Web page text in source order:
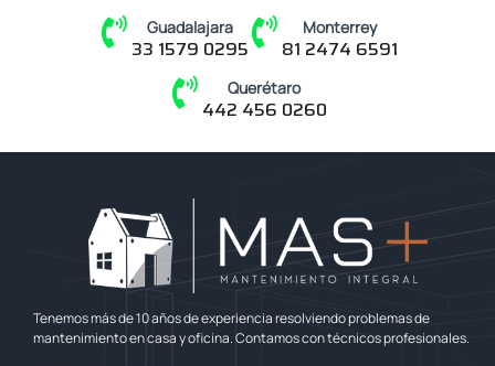
Guadalajara
33 1579 0295
Monterrey
81 2474 6591
Querétaro
442 456 0260
Tenemos más de 10 años de experiencia resolviendo problemas de
mantenimiento en casa y oficina. Contamos con técnicos profesionales.